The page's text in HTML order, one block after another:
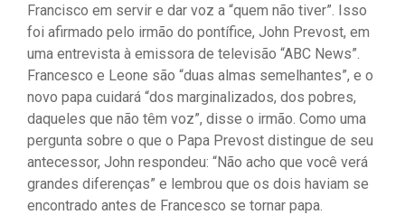
Francisco em servir e dar voz a “quem não tiver”. Isso
foi afirmado pelo irmão do pontífice, John Prevost, em
uma entrevista à emissora de televisão “ABC News”.
Francesco e Leone são “duas almas semelhantes”, e o
novo papa cuidará “dos marginalizados, dos pobres,
daqueles que não têm voz”, disse o irmão. Como uma
pergunta sobre o que o Papa Prevost distingue de seu
antecessor, John respondeu: “Não acho que você verá
grandes diferenças” e lembrou que os dois haviam se
encontrado antes de Francesco se tornar papa.